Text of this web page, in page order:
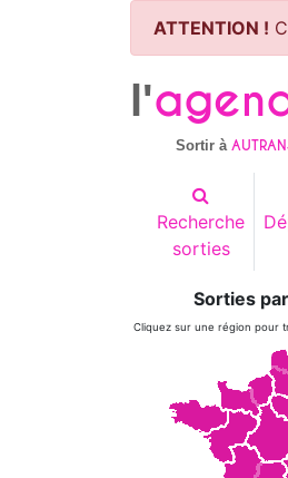
ATTENTION !
l'
Sortir à
Recherche
sorties
Sorties
Cliquez sur une région pour